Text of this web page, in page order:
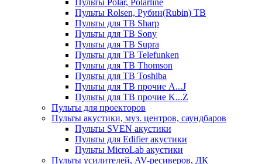
Пульты Polar, Polarline
Пульты Rolsen, Рубин(Rubin) ТВ
Пульты для ТВ Sharp
Пульты для ТВ Sony
Пульты для ТВ Supra
Пульты для ТВ Telefunken
Пульты для ТВ Thomson
Пульты для ТВ Toshiba
Пульты для ТВ прочие A...J
Пульты для ТВ прочие K...Z
Пульты для проекторов
Пульты акустики, муз. центров, саундбаров
Пульты SVEN акустики
Пульты для Edifier акустики
Пульты MicroLab акустики
Пульты усилителей, AV-ресиверов, ДК